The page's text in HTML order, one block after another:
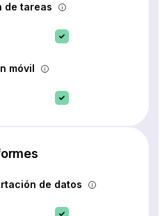
de tareas
móvil
de datos